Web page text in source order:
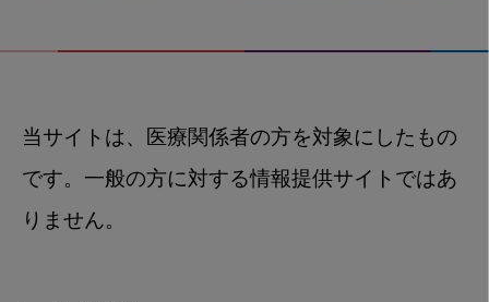
当サイトは、医療関係者の方を対象にしたもの
です。一般の方に対する情報提供サイトではあ
りません。